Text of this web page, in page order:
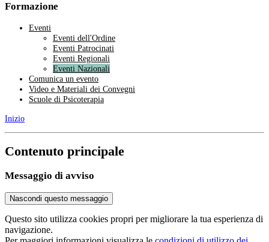
Formazione
Eventi
Eventi dell'Ordine
Eventi Patrocinati
Eventi Regionali
Eventi Nazionali
Comunica un evento
Video e Materiali dei Convegni
Scuole di Psicoterapia
Inizio
Contenuto principale
Messaggio di avviso
Nascondi questo messaggio
Questo sito utilizza cookies propri per migliorare la tua esperienza di
navigazione.